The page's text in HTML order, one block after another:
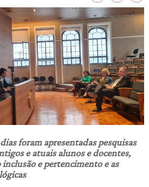
foram apresentadas pesquisas
e atuais alunos e docentes,
e pertencimento e as